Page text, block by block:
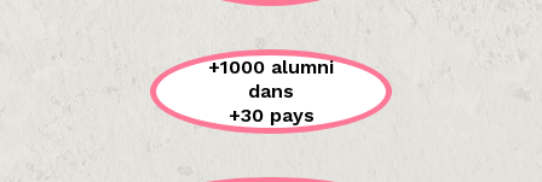
+1000 alumni
dans
+30 pays